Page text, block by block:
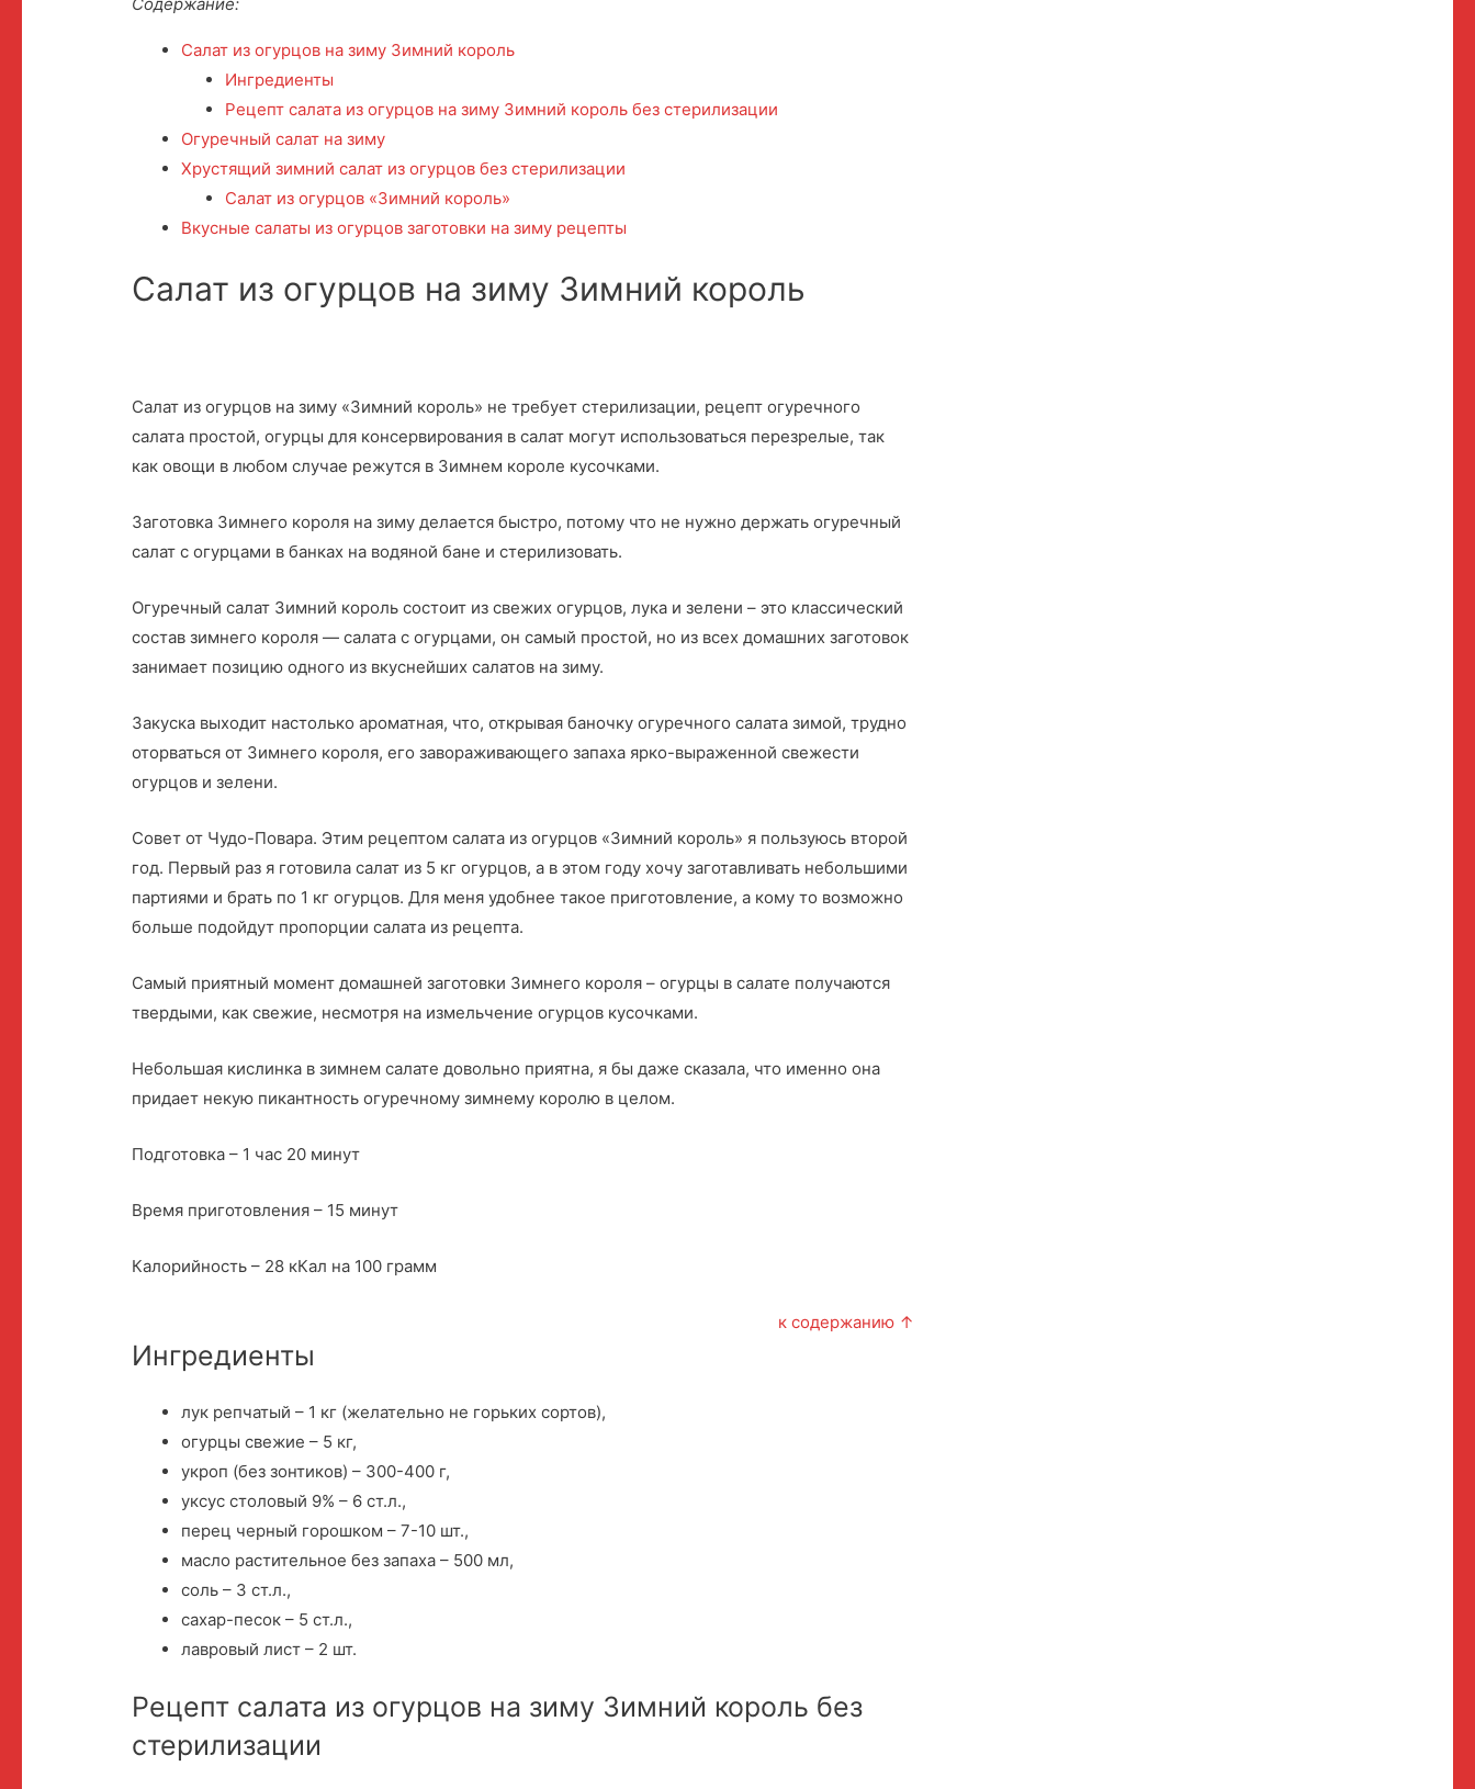
Салат из огурцов на зиму Зимний король
Ингредиенты
Рецепт салата из огурцов на зиму Зимний король без стерилизации
Огуречный салат на зиму
Хрустящий зимний салат из огурцов без стерилизации
Салат из огурцов «Зимний король»
Вкусные салаты из огурцов заготовки на зиму рецепты
Салат из огурцов на зиму Зимний король
Салат из огурцов на зиму «Зимний король» не требует стерилизации, рецепт огуречного
салата простой, огурцы для консервирования в салат могут использоваться перезрелые, так
как овощи в любом случае режутся в Зимнем короле кусочками.
Заготовка Зимнего короля на зиму делается быстро, потому что не нужно держать огуречный
салат с огурцами в банках на водяной бане и стерилизовать.
Огуречный салат Зимний король состоит из свежих огурцов, лука и зелени – это классический
состав зимнего короля — салата с огурцами, он самый простой, но из всех домашних заготовок
занимает позицию одного из вкуснейших салатов на зиму.
Закуска выходит настолько ароматная, что, открывая баночку огуречного салата зимой, трудно
оторваться от Зимнего короля, его завораживающего запаха ярко-выраженной свежести
огурцов и зелени.
Совет от Чудо-Повара. Этим рецептом салата из огурцов «Зимний король» я пользуюсь второй
год. Первый раз я готовила салат из 5 кг огурцов, а в этом году хочу заготавливать небольшими
партиями и брать по 1 кг огурцов. Для меня удобнее такое приготовление, а кому то возможно
больше подойдут пропорции салата из рецепта.
Самый приятный момент домашней заготовки Зимнего короля – огурцы в салате получаются
твердыми, как свежие, несмотря на измельчение огурцов кусочками.
Небольшая кислинка в зимнем салате довольно приятна, я бы даже сказала, что именно она
придает некую пикантность огуречному зимнему королю в целом.
Подготовка – 1 час 20 минут
Время приготовления – 15 минут
Калорийность – 28 кКал на 100 грамм
к содержанию ↑
Ингредиенты
лук репчатый – 1 кг (желательно не горьких сортов),
огурцы свежие – 5 кг,
укроп (без зонтиков) – 300-400 г,
уксус столовый 9% – 6 ст.л.,
перец черный горошком – 7-10 шт.,
масло растительное без запаха – 500 мл,
соль – 3 ст.л.,
сахар-песок – 5 ст.л.,
лавровый лист – 2 шт.
Рецепт салата из огурцов на зиму Зимний король без
стерилизации